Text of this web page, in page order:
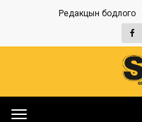
Редакцын бодлого
Toggle